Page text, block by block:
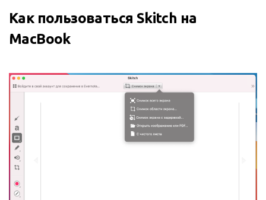
Как пользоваться Skitch на
MacBook